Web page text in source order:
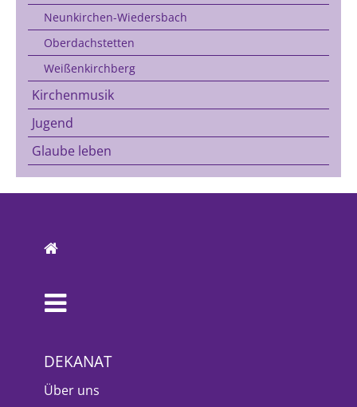
Neunkirchen-Wiedersbach
Oberdachstetten
Weißenkirchberg
Kirchenmusik
Jugend
Glaube leben
DEKANAT
Über uns